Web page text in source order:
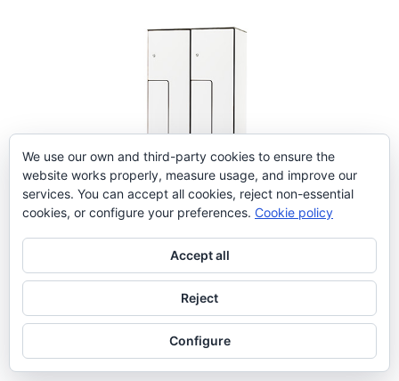
FD2/2-400
1805 x 800 x 494 mm
Potes: 70-100 mm
We use our own and third-party cookies to ensure the
website works properly, measure usage, and improve our
services. You can accept all cookies, reject non-essential
cookies, or configure your preferences. Cookie policy
Accept all
Reject
Configure